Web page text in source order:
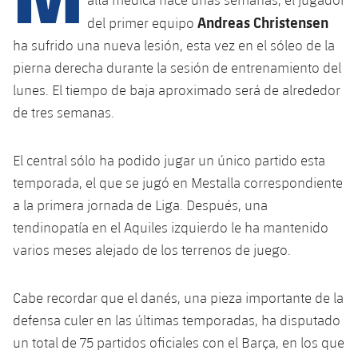
plusicon
más
Instalaciones
Palau Blaugrana
Estadi Johan Cruyff
Ciutat Esportiva
La Masia
Servicios
SUB13
SUB12
SUB11 A
SUB10 A
SUB10 B
SUB8 A
SUB12 C
SUB11 C
Entradas
Gameday Shows
Resultados
Clasificación
Jugadores
Palmarés
Barça Atlètic
Junior
Cadete B
Infantil A
Infantil B
Campus Verano
PLUSICON
MÁS
Primer Equipo
plusicon
más
Calendario
Entradas
Resultados
Clasificaciones
Actualidad
Calendario
Resultados
Clasificaciones
Jugadores
Base
plusicon
más
Actualidad
Cadete A
Cadete B
PLUSICON
MÁS
Actualidad
Calendario
Barça Atlètic
plusicon
más
Actualidad
del primer equipo Andreas Christensen
ha sufrido una nueva lesión, esta vez en el sóleo de la
pierna derecha durante la sesión de entrenamiento del
lunes. El tiempo de baja aproximado será de alrededor
de tres semanas.
El central sólo ha podido jugar un único partido esta
temporada, el que se jugó en Mestalla correspondiente
a la primera jornada de Liga. Después, una
tendinopatía en el Aquiles izquierdo le ha mantenido
varios meses alejado de los terrenos de juego.
Cabe recordar que el danés, una pieza importante de la
defensa culer en las últimas temporadas, ha disputado
un total de 75 partidos oficiales con el Barça, en los que